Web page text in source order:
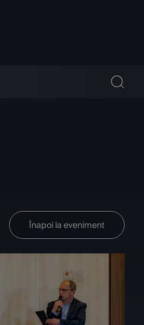
Înapoi la eveniment